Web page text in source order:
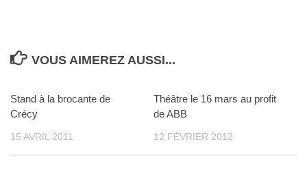
VOUS AIMEREZ AUSSI...
Stand à la brocante de
Crécy
15 AVRIL 2011
Théâtre le 16 mars au profit
de ABB
12 FÉVRIER 2012